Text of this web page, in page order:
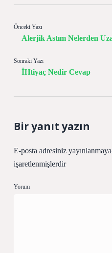
Önceki Yazı
Alerjik Astım Nelerden
Sonraki Yazı
İHtiyaç Nedir Cevap
Bir yanıt yazın
E-posta adresiniz
işaretlenmişlerdir
Yorum